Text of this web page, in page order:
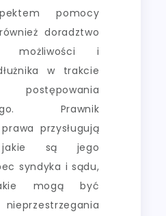
pomocy
doradztwo
możliwości i
w trakcie
Prawnik
przysługują
jakie są jego
syndyka i sądu,
mogą być
nieprzestrzegania